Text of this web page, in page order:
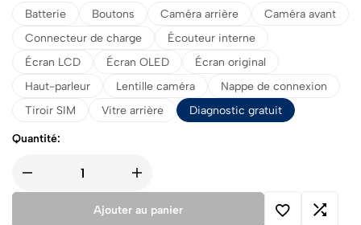
Batterie Boutons Caméra arrière
Caméra avant
Connecteur de charge
Écouteur interne
Écran LCD
Écran OLED
Écran original
Haut-parleur
Lentille caméra
Nappe de connexion
Tiroir SIM
Vitre arrière Diagnostic gratuit
Quantité:
Ajouter au panier